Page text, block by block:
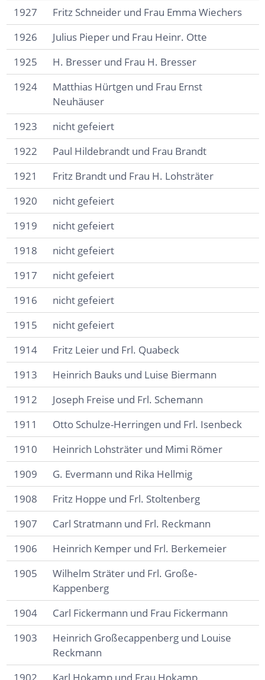
1927
Fritz Schneider und Frau Emma Wiechers
1926
Julius Pieper und Frau Heinr. Otte
1925
H. Bresser und Frau H. Bresser
1924
Matthias Hürtgen und Frau Ernst
Neuhäuser
1923
nicht gefeiert
1922
Paul Hildebrandt und Frau Brandt
1921
Fritz Brandt und Frau H. Lohsträter
1920
nicht gefeiert
1919
nicht gefeiert
1918
nicht gefeiert
1917
nicht gefeiert
1916
nicht gefeiert
1915
nicht gefeiert
1914
Fritz Leier und Frl. Quabeck
1913
Heinrich Bauks und Luise Biermann
1912
Joseph Freise und Frl. Schemann
1911
Otto Schulze-Herringen und Frl. Isenbeck
1910
Heinrich Lohsträter und Mimi Römer
1909
G. Evermann und Rika Hellmig
1908
Fritz Hoppe und Frl. Stoltenberg
1907
Carl Stratmann und Frl. Reckmann
1906
Heinrich Kemper und Frl. Berkemeier
1905
Wilhelm Sträter und Frl. Große-
Kappenberg
1904
Carl Fickermann und Frau Fickermann
1903
Heinrich Großecappenberg und Louise
Reckmann